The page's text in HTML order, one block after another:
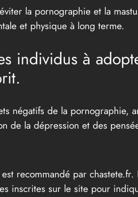
la pornographie et la
et physique à long terme.
individus à
négatifs de la pornographie,
de la dépression et des
recommandé par
inscrites sur le site pour